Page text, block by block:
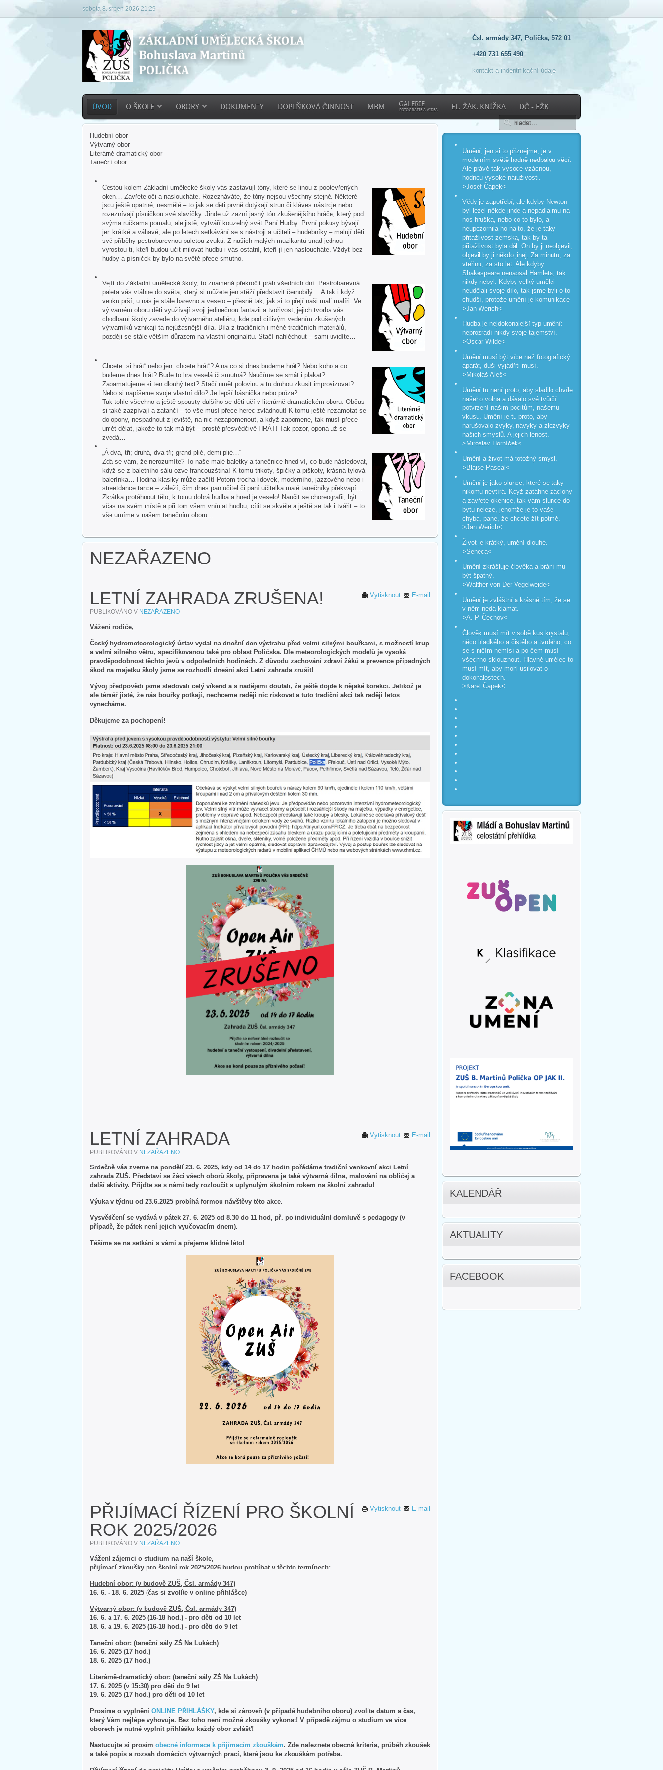
sobota 8. srpen 2026 21:29
Čsl. armády 347, Polička, 572 01
+420 731 655 490
kontakt a indentifikační údaje
ÚVOD O ŠKOLE OBORY DOKUMENTY DOPLŇKOVÁ ČINNOST MBM GALERIE
FOTOGRAFIE A VIDEA EL. ŽÁK. KNÍŽKA DČ - EŽK
Hudební obor
Výtvarný obor
Literárně dramatický obor
Taneční obor
Cestou kolem Základní umělecké školy vás zastavují tóny, které se linou z pootevřených
oken… Zavřete oči a nasloucháte. Rozeznáváte, že tóny nejsou všechny stejné. Některé
jsou ještě opatrné, nesmělé – to jak se děti prvně dotýkají strun či kláves nástroje nebo
rozeznívají písničkou své slavíčky. Jinde už zazní jasný tón zkušenějšího hráče, který pod
svýma ručkama pomalu, ale jistě, vytváří kouzelný svět Paní Hudby. První pokusy bývají
jen krátké a váhavé, ale po letech setkávání se s nástroji a učiteli – hudebníky – malují děti
své příběhy pestrobarevnou paletou zvuků. Z našich malých muzikantů snad jednou
vyrostou ti, kteří budou učit milovat hudbu i vás ostatní, kteří jí jen nasloucháte. Vždyť bez
hudby a písniček by bylo na světě přece smutno.
Vejít do Základní umělecké školy, to znamená překročit práh všedních dní. Pestrobarevná
paleta vás vtáhne do světa, který si můžete jen stěží představit černobílý… A tak i když
venku prší, u nás je stále barevno a veselo – přesně tak, jak si to přejí naši malí malíři. Ve
výtvarném oboru děti využívají svoji jedinečnou fantazii a tvořivost, jejich tvorba vás
chodbami školy zavede do výtvarného ateliéru, kde pod citlivým vedením zkušených
výtvarníků vznikají ta nejúžasnější díla. Díla z tradičních i méně tradičních materiálů,
později se stále větším důrazem na vlastní originalitu. Stačí nahlédnout – sami uvidíte…
Chcete „si hrát“ nebo jen „chcete hrát“? A na co si dnes budeme hrát? Nebo koho a co
budeme dnes hrát? Bude to hra veselá či smutná? Naučíme se smát i plakat?
Zapamatujeme si ten dlouhý text? Stačí umět polovinu a tu druhou zkusit improvizovat?
Nebo si napíšeme svoje vlastní dílo? Je lepší básnička nebo próza?
Tak tohle všechno a ještě spousty dalšího se děti učí v literárně dramatickém oboru. Občas
si také zazpívají a zatančí – to vše musí přece herec zvládnout! K tomu ještě nezamotat se
do opony, nespadnout z jeviště, na nic nezapomenout, a když zapomene, tak musí přece
umět dělat, jakože to tak má být – prostě přesvědčivě HRÁT! Tak pozor, opona už se
zvedá…
„Á dva, tři; druhá, dva tři; grand plié, demi plié…“
Zdá se vám, že nerozumíte? To naše malé baletky a tanečnice hned ví, co bude následovat,
když se z baletního sálu ozve francouzština! K tomu trikoty, špičky a piškoty, krásná tylová
balerínka… Hodina klasiky může začít! Potom trocha lidovek, moderního, jazzového nebo i
streetdance tance – záleží, čím dnes pan učitel či paní učitelka malé tanečníky překvapí…
Zkrátka protáhnout tělo, k tomu dobrá hudba a hned je veselo! Naučit se choreografii, být
včas na svém místě a při tom všem vnímat hudbu, cítit se skvěle a ještě se tak i tvářit – to
vše umíme v našem tanečním oboru...
NEZAŘAZENO
E-mail
Vytisknout
LETNÍ ZAHRADA ZRUŠENA!
PUBLIKOVÁNO V NEZAŘAZENO
Vážení rodiče,
Český hydrometeorologický ústav vydal na dnešní den výstrahu před velmi silnými bouřkami, s možností krup
a velmi silného větru, specifikovanou také pro oblast Poličska. Dle meteorologických modelů je vysoká
pravděpodobnost těchto jevů v odpoledních hodinách. Z důvodu zachování zdraví žáků a prevence případných
škod na majetku školy jsme se rozhodli dnešní akci Letní zahrada zrušit!
Vývoj předpovědi jsme sledovali celý víkend a s nadějemi doufali, že ještě dojde k nějaké korekci. Jelikož je
ale téměř jisté, že nás bouřky potkají, nechceme raději nic riskovat a tuto tradiční akci tak raději letos
vynecháme.
Děkujeme za pochopení!
E-mail
Vytisknout
LETNÍ ZAHRADA
PUBLIKOVÁNO V NEZAŘAZENO
Srdečně vás zveme na pondělí 23. 6. 2025, kdy od 14 do 17 hodin pořádáme tradiční venkovní akci Letní
zahrada ZUŠ. Představí se žáci všech oborů školy, připravena je také výtvarná dílna, malování na obličej a
další aktivity. Přijďte se s námi tedy rozloučit s uplynulým školním rokem na školní zahradu!
Výuka v týdnu od 23.6.2025 probíhá formou návštěvy této akce.
Vysvědčení se vydává v pátek 27. 6. 2025 od 8.30 do 11 hod, př. po individuální domluvě s pedagogy (v
případě, že pátek není jejich vyučovacím dnem).
Těšíme se na setkání s vámi a přejeme klidné léto!
E-mail
Vytisknout
PŘIJÍMACÍ ŘÍZENÍ PRO ŠKOLNÍ
ROK 2025/2026
PUBLIKOVÁNO V NEZAŘAZENO
Vážení zájemci o studium na naší škole,
přijímací zkoušky pro školní rok 2025/2026 budou probíhat v těchto termínech:
Hudební obor: (v budově ZUŠ, Čsl. armády 347)
16. 6. - 18. 6. 2025 (čas si zvolíte v online přihlášce)
Výtvarný obor: (v budově ZUŠ, Čsl. armády 347)
16. 6. a 17. 6. 2025 (16-18 hod.) - pro děti od 10 let
18. 6. a 19. 6. 2025 (16-18 hod.) - pro děti do 9 let
Taneční obor: (taneční sály ZŠ Na Lukách)
16. 6. 2025 (17 hod.)
18. 6. 2025 (17 hod.)
Literárně-dramatický obor: (taneční sály ZŠ Na Lukách)
17. 6. 2025 (v 15:30) pro děti do 9 let
19. 6. 2025 (17 hod.) pro děti od 10 let
Prosíme o vyplnění ONLINE PŘIHLÁŠKY, kde si zároveň (v případě hudebního oboru) zvolíte datum a čas,
který Vám nejlépe vyhovuje. Bez toho není možné zkoušky vykonat! V případě zájmu o studium ve více
oborech je nutné vyplnit přihlášku každý obor zvlášť!
Nastudujte si prosím obecné informace k přijímacím zkouškám. Zde naleznete obecná kritéria, průběh zkoušek
a také popis a rozsah domácích výtvarných prací, které jsou ke zkouškám potřeba.
Umění, jen si to přiznejme, je v
moderním světě hodně nedbalou věcí.
Ale právě tak vysoce vzácnou,
hodnou vysoké náruživosti.
>Josef Čapek<
Vědy je zapotřebí, ale kdyby Newton
byl ležel někde jinde a nepadla mu na
nos hruška, nebo co to bylo, a
neupozornila ho na to, že je taky
přitažlivost zemská, tak by ta
přitažlivost byla dál. On by ji neobjevil,
objevil by ji někdo jinej. Za minutu, za
vteřinu, za sto let. Ale kdyby
Shakespeare nenapsal Hamleta, tak
nikdy nebyl. Kdyby velký umělci
neudělali svoje dílo, tak jsme byli o to
chudší, protože umění je komunikace
>Jan Werich<
Hudba je nejdokonalejší typ umění:
neprozradí nikdy svoje tajemství.
>Oscar Wilde<
Umění musí být více než fotografický
aparát, duši vyjádřiti musí.
>Mikoláš Aleš<
Umění tu není proto, aby sladilo chvíle
našeho volna a dávalo své tvůrčí
potvrzení našim pocitům, našemu
vkusu. Umění je tu proto, aby
narušovalo zvyky, návyky a zlozvyky
našich smyslů. A jejich lenost.
>Miroslav Horníček<
Umění a život má totožný smysl.
>Blaise Pascal<
Umění je jako slunce, které se taky
nikomu nevtírá. Když zatáhne záclony
a zavřete okenice, tak vám slunce do
bytu neleze, jenomže je to vaše
chyba, pane, že chcete žít potmě.
>Jan Werich<
Život je krátký, umění dlouhé.
>Seneca<
Umění zkrášluje člověka a brání mu
být špatný.
>Walther von Der Vegelweide<
Umění je zvláštní a krásné tím, že se
v něm nedá klamat.
>A. P. Čechov<
Člověk musí mít v sobě kus krystalu,
něco hladkého a čistého a tvrdého, co
se s ničím nemísí a po čem musí
všechno sklouznout. Hlavně umělec to
musí mít, aby mohl usilovat o
dokonalostech.
>Karel Čapek<
KALENDÁŘ
AKTUALITY
FACEBOOK